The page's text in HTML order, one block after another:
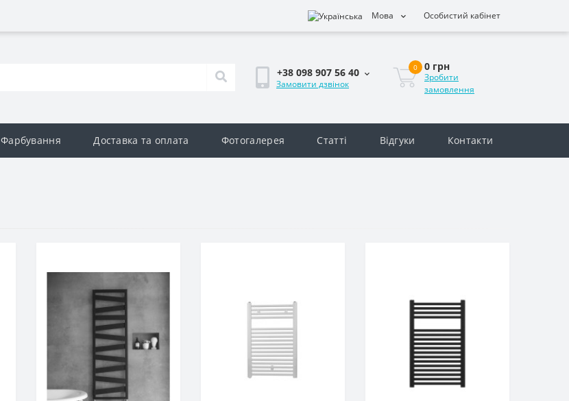
Мова Особистий кабінет
+38 098 907 56 40
Замовити дзвінок
0 0 грн
Зробити
замовлення
Фарбування Доставка та оплата Фотогалерея Статті Відгуки Контакти